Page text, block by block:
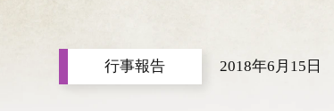
2018年6月15日